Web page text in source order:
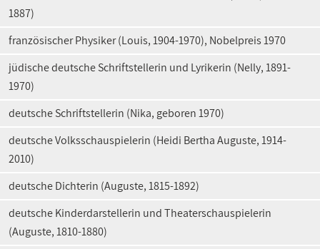
1887)
französischer Physiker (Louis, 1904-1970), Nobelpreis 1970
jüdische deutsche Schriftstellerin und Lyrikerin (Nelly, 1891-
1970)
deutsche Schriftstellerin (Nika, geboren 1970)
deutsche Volksschauspielerin (Heidi Bertha Auguste, 1914-
2010)
deutsche Dichterin (Auguste, 1815-1892)
deutsche Kinderdarstellerin und Theaterschauspielerin
(Auguste, 1810-1880)